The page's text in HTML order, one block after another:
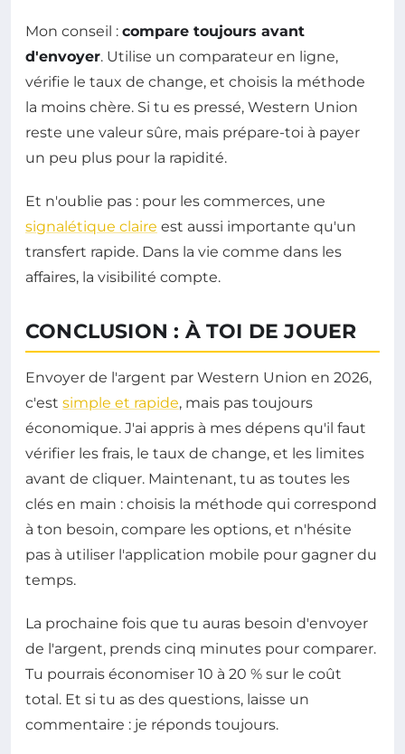
Mon conseil : compare toujours avant
d'envoyer. Utilise un comparateur en ligne,
vérifie le taux de change, et choisis la méthode
la moins chère. Si tu es pressé, Western Union
reste une valeur sûre, mais prépare-toi à payer
un peu plus pour la rapidité.
Et n'oublie pas : pour les commerces, une
signalétique claire est aussi importante qu'un
transfert rapide. Dans la vie comme dans les
affaires, la visibilité compte.
CONCLUSION : À TOI DE JOUER
Envoyer de l'argent par Western Union en 2026,
c'est simple et rapide, mais pas toujours
économique. J'ai appris à mes dépens qu'il faut
vérifier les frais, le taux de change, et les limites
avant de cliquer. Maintenant, tu as toutes les
clés en main : choisis la méthode qui correspond
à ton besoin, compare les options, et n'hésite
pas à utiliser l'application mobile pour gagner du
temps.
La prochaine fois que tu auras besoin d'envoyer
de l'argent, prends cinq minutes pour comparer.
Tu pourrais économiser 10 à 20 % sur le coût
total. Et si tu as des questions, laisse un
commentaire : je réponds toujours.